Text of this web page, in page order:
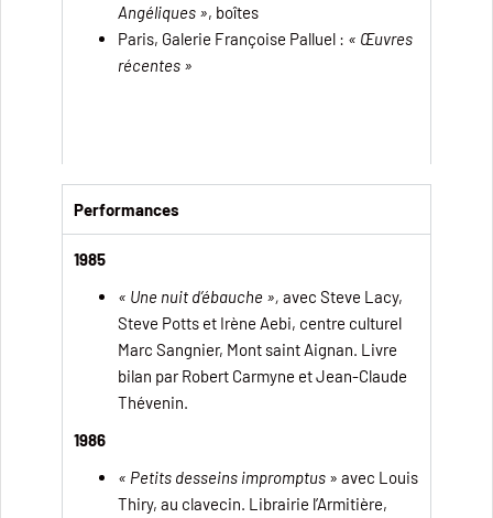
Angéliques », boîtes
Paris, Galerie Françoise Palluel : « Œuvres
récentes »
Performances
1985
« Une nuit d’ébauche », avec Steve Lacy,
Steve Potts et Irène Aebi, centre culturel
Marc Sangnier, Mont saint Aignan. Livre
bilan par Robert Carmyne et Jean-Claude
Thévenin.
1986
« Petits desseins impromptus » avec Louis
Thiry, au clavecin. Librairie l’Armitière,